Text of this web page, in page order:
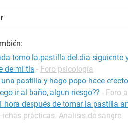
tomo la.pastilla del.dia siguiente
de mi tia - Foro psicología
pastilla y hago popo hace
ir al baño, algun riesgo?? - Foro
hora después de tomar la pastilla
prácticas -Análisis de sangre